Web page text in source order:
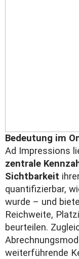
Bedeutung im
Ad Impressions
zentrale
Sichtbarkeit
quantifizierbar,
wurde – und
Reichweite,
beurteilen.
weiterführende